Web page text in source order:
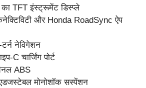
TFT इंस्ट्रूमेंट डिस्प्ले
और Honda RoadSync ऐप
टर्न नेविगेशन
C चार्जिंग पोर्ट
ABS
मोनोशॉक सस्पेंशन